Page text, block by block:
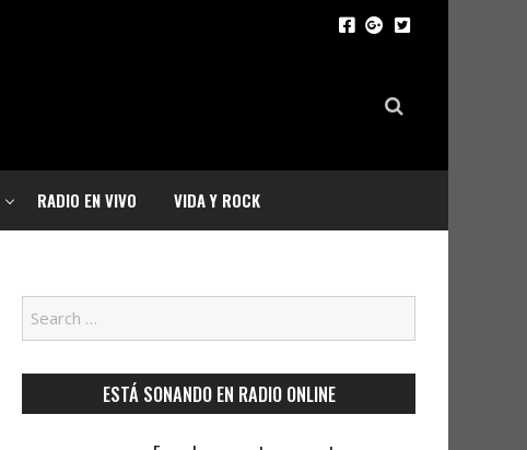
RADIO EN VIVO VIDA Y ROCK
ESTÁ SONANDO EN RADIO ONLINE